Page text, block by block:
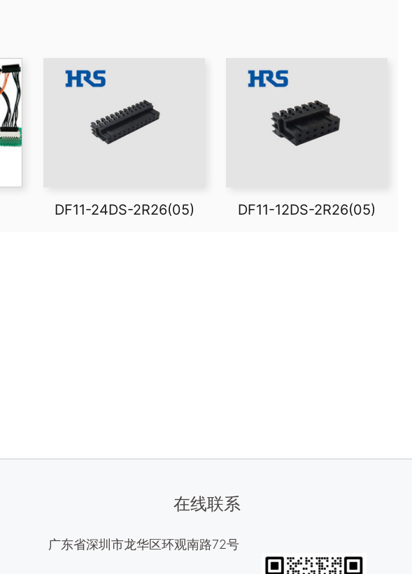
DF11-24DS-2R26(05) DF11-12DS-2R26(05)
在线联系
广东省深圳市龙华区环观南路72号